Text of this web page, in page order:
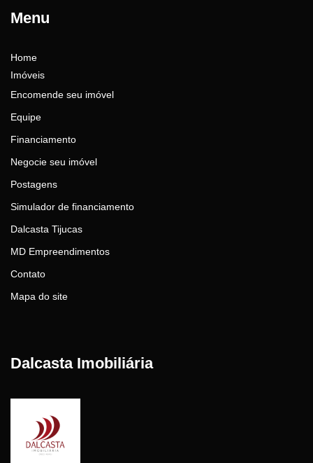
Menu
Home
Imóveis
Encomende seu imóvel
Equipe
Financiamento
Negocie seu imóvel
Postagens
Simulador de financiamento
Dalcasta Tijucas
MD Empreendimentos
Contato
Mapa do site
Dalcasta Imobiliária